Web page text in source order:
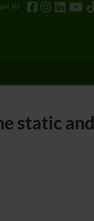
su
static and